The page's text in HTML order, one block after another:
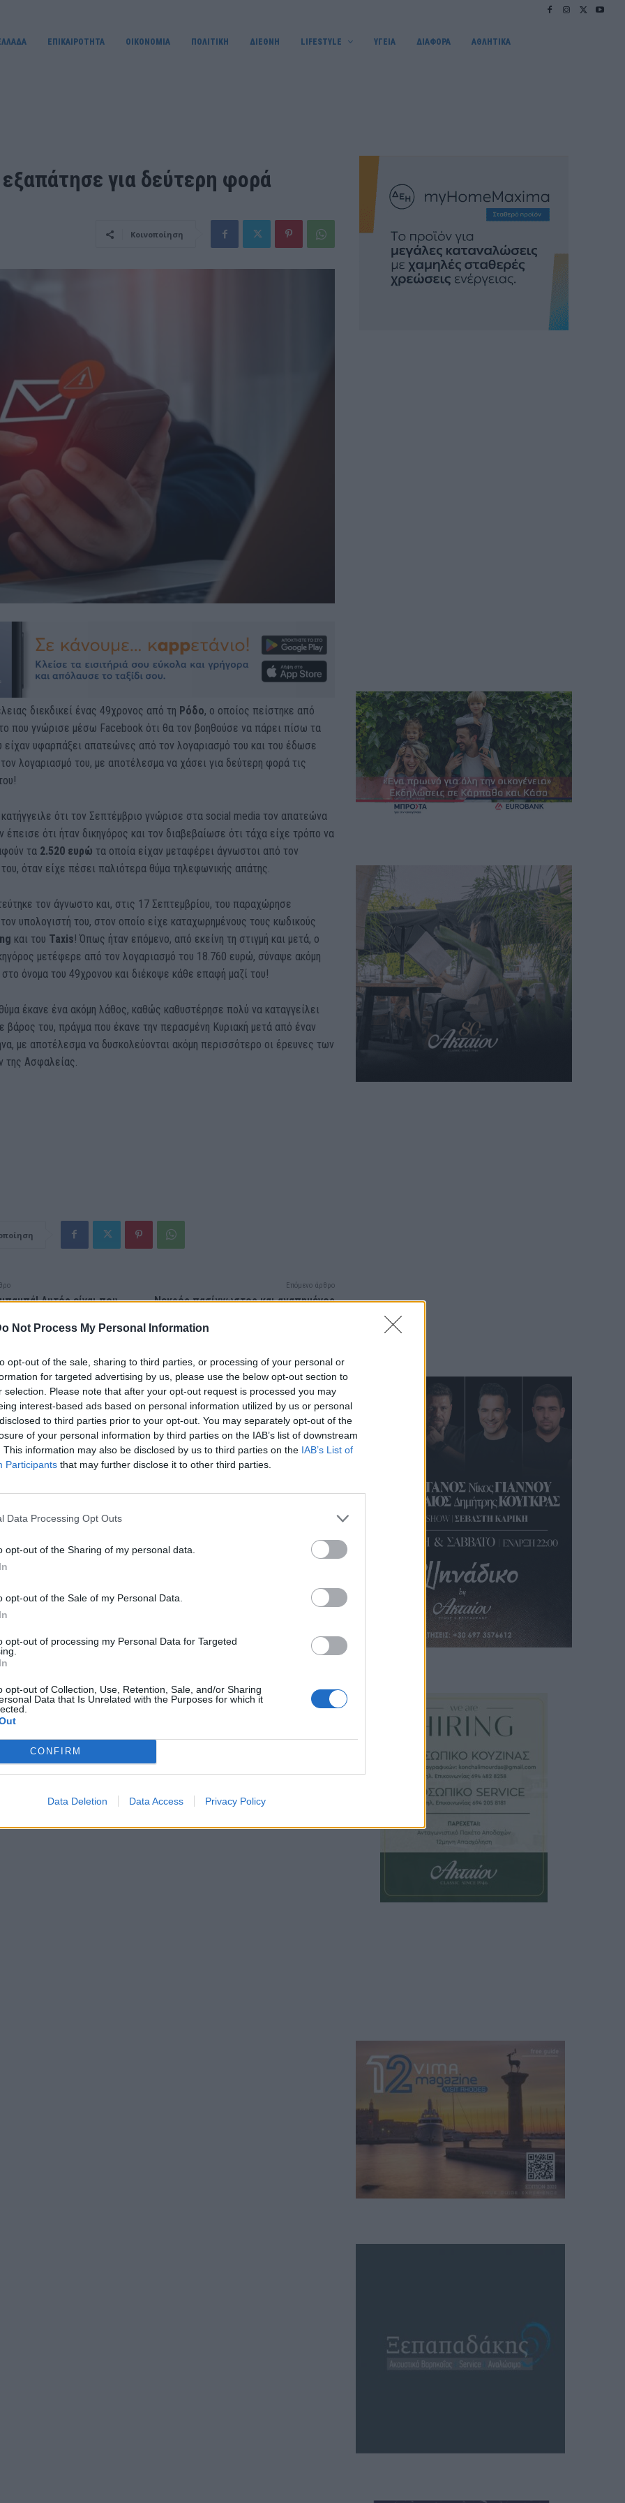
Not Process My Personal Information
opt-out of the sale, sharing to third parties, or processing of your personal or
for targeted advertising by us, please use the below opt-out section to
selection. Please note that after your opt-out request is processed you may
interest-based ads based on personal information utilized by us or personal
to third parties prior to your opt-out. You may separately opt-out of the
of your personal information by third parties on the IAB’s list of downstream
This information may also be disclosed by us to third parties on the IAB’s List of
Participants that may further disclose it to other third parties.
Data Processing Opt Outs
opt-out of the Sharing of my personal data.
opt-out of the Sale of my Personal Data.
opt-out of processing my Personal Data for Targeted
opt-out of Collection, Use, Retention, Sale, and/or Sharing
Data that Is Unrelated with the Purposes for which it
CONFIRM
Data Deletion Data Access Privacy Policy
ΕΠΙΚΑΙΡΟΤΗΤΑ OIKONOMIA ΠΟΛΙΤΙΚΗ ΔΙΕΘΝΗ LIFESTYLE ΥΓΕΙΑ ΔΙΑΦΟΡΑ ΑΘΛΗΤΙΚΑ
για δεύτερη φορά
Κοινοποίηση
διεκδικεί ένας 49χρονος από τη Ρόδο, ο οποίος πείστηκε από
που γνώρισε μέσω Facebook ότι θα τον βοηθούσε να πάρει πίσω τα
είχαν υφαρπάξει απατεώνες από τον λογαριασμό του και του έδωσε
λογαριασμό του, με αποτέλεσμα να χάσει για δεύτερη φορά τις
ότι τον Σεπτέμβριο γνώρισε στα social media τον απατεώνα
έπεισε ότι ήταν δικηγόρος και τον διαβεβαίωσε ότι τάχα είχε τρόπο να
τα 2.520 ευρώ τα οποία είχαν μεταφέρει άγνωστοι από τον
όταν είχε πέσει παλιότερα θύμα τηλεφωνικής απάτης.
τον άγνωστο και, στις 17 Σεπτεμβρίου, του παραχώρησε
υπολογιστή του, στον οποίο είχε καταχωρημένους τους κωδικούς
και του Taxis! Όπως ήταν επόμενο, από εκείνη τη στιγμή και μετά, ο
μετέφερε από τον λογαριασμό του 18.760 ευρώ, σύναψε ακόμη
στο όνομα του 49χρονου και διέκοψε κάθε επαφή μαζί του!
έκανε ένα ακόμη λάθος, καθώς καθυστέρησε πολύ να καταγγείλει
βάρος του, πράγμα που έκανε την περασμένη Κυριακή μετά από έναν
με αποτέλεσμα να δυσκολεύονται ακόμη περισσότερο οι έρευνες των
της Ασφαλείας.
Αυτός είναι που
γιος του
Επόμενο άρθρο
Νεκρός πασίγνωστος και αγαπημένος
σειρά που έβλεπε όλη η Ελλάδα